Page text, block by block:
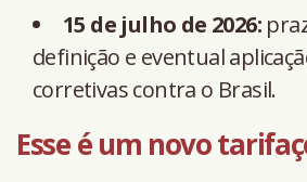
15 de julho de 2026:
definição e eventual
corretivas contra o Brasil.
Esse é um novo